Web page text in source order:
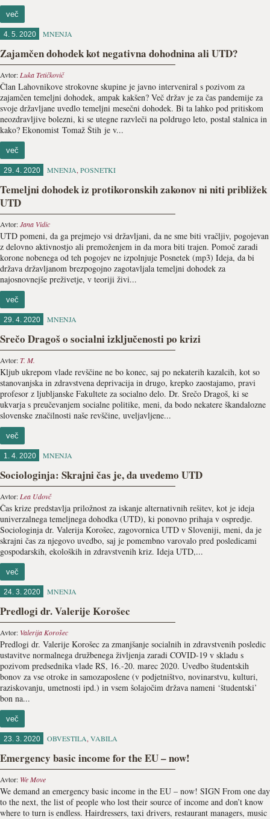
več
4. 5. 2020 MNENJA
Zajamčen dohodek kot negativna dohodnina ali UTD?
Avtor: Luka Tetičkovič
Član Lahovnikove strokovne skupine je javno interveniral s pozivom za
zajamčen temeljni dohodek, ampak kakšen? Več držav je za čas pandemije za
svoje državljane uvedlo temeljni mesečni dohodek. Bi ta lahko pod pritiskom
neozdravljive bolezni, ki se utegne razvleči na poldrugo leto, postal stalnica in
kako? Ekonomist Tomaž Štih je v...
več
29. 4. 2020 MNENJA, POSNETKI
Temeljni dohodek iz protikoronskih zakonov ni niti približek
UTD
Avtor:Jana Vidic
UTD pomeni, da ga prejmejo vsi državljani, da ne sme biti vračljiv, pogojevan
z delovno aktivnostjo ali premoženjem in da mora biti trajen. Pomoč zaradi
korone nobenega od teh pogojev ne izpolnjuje Posnetek (mp3) Ideja, da bi
država državljanom brezpogojno zagotavljala temeljni dohodek za
najosnovnejše preživetje, v teoriji živi...
več
29. 4. 2020 MNENJA
Srečo Dragoš o socialni izključenosti po krizi
Avtor:T. M.
Kljub ukrepom vlade revščine ne bo konec, saj po nekaterih kazalcih, kot so
stanovanjska in zdravstvena deprivacija in drugo, krepko zaostajamo, pravi
profesor z ljubljanske Fakultete za socialno delo. Dr. Srečo Dragoš, ki se
ukvarja s preučevanjem socialne politike, meni, da bodo nekatere škandalozne
slovenske značilnosti naše revščine, uveljavljene...
več
1. 4. 2020 MNENJA
Sociologinja: Skrajni čas je, da uvedemo UTD
Avtor: Lea Udovč
Čas krize predstavlja priložnost za iskanje alternativnih rešitev, kot je ideja
univerzalnega temeljnega dohodka (UTD), ki ponovno prihaja v ospredje.
Sociologinja dr. Valerija Korošec, zagovornica UTD v Sloveniji, meni, da je
skrajni čas za njegovo uvedbo, saj je pomembno varovalo pred posledicami
gospodarskih, ekoloških in zdravstvenih kriz. Ideja UTD,...
več
24. 3. 2020 MNENJA
Predlogi dr. Valerije Korošec
Avtor: Valerija Korošec
Predlogi dr. Valerije Korošec za zmanjšanje socialnih in zdravstvenih posledic
ustavitve normalnega družbenega življenja zaradi COVID-19 v skladu s
pozivom predsednika vlade RS, 16.-20. marec 2020. Uvedbo študentskih
bonov za vse otroke in samozaposlene (v podjetništvo, novinarstvu, kulturi,
raziskovanju, umetnosti ipd.) in vsem šolajočim država nameni ‘študentski’
bon na...
več
23. 3. 2020 OBVESTILA, VABILA
Emergency basic income for the EU – now!
Avtor: We Move
We demand an emergency basic income in the EU – now! SIGN From one day
to the next, the list of people who lost their source of income and don’t know
where to turn is endless. Hairdressers, taxi drivers, restaurant managers, music